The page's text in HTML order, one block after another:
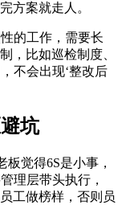
方案就走人。
的工作，需要长
，比如巡检制度、
不会出现‘整改后
坑
板觉得6S是小事，
理层带头执行，
工做榜样，否则员